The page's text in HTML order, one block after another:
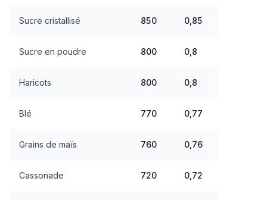
Sucre cristallisé 850 0,85
Sucre en poudre 800 0,8
Haricots 800 0,8
Blé 770 0,77
Grains de maïs 760 0,76
Cassonade 720 0,72